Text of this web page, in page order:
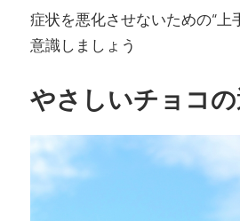
症状を悪化させないための“上
意識しましょう
やさしいチョコ